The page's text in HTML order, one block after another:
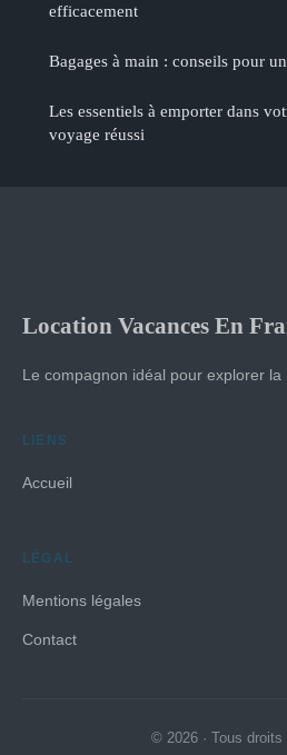
efficacement
Bagages à main : conseils pour
Les essentiels à emporter dans
voyage réussi
Location Vacances En
Le compagnon idéal pour explorer la
LIENS
Accueil
LÉGAL
Mentions légales
Contact
© 2026 · Tous droits